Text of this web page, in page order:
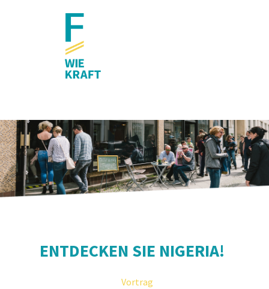
ENTDECKEN SIE NIGERIA!
Vortrag